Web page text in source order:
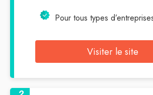
Pour tous types
Visiter le site